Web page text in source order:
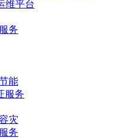
维平台
务
能
服务
灾
务